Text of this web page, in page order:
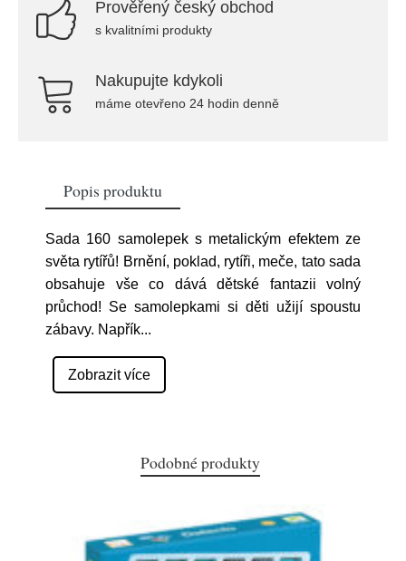
Prověřený český obchod
s kvalitními produkty
Nakupujte kdykoli
máme otevřeno 24 hodin denně
Popis produktu
Sada 160 samolepek s metalickým efektem ze
světa rytířů! Brnění, poklad, rytíři, meče, tato sada
obsahuje vše co dává dětské fantazii volný
průchod! Se samolepkami si děti užijí spoustu
zábavy. Napřík...
Zobrazit více
Podobné produkty